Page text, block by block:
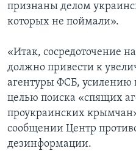
признаны делом
которых не поймали».
«Итак, сосредоточение
должно привести к
агентуры ФСБ, усилению
целью поиска «спящих
проукраинских
сообщении Центр
дезинформации.